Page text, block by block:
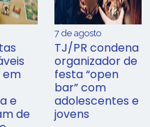
em
e
de
7 de agosto
TJ/PR condena
organizador de
festa “open
bar” com
adolescentes e
jovens